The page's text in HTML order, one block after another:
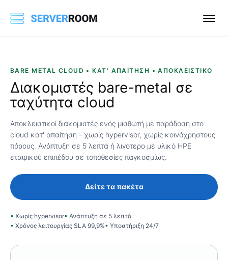
BARE METAL CLOUD • ΚΑΤ' ΑΠΑΊΤΗΣΗ • ΑΠΟΚΛΕΙΣΤΙΚΌ
Διακομιστές bare-metal σε
ταχύτητα cloud
Αποκλειστικοί διακομιστές ενός μισθωτή με παράδοση στο
cloud κατ' απαίτηση - χωρίς hypervisor, χωρίς κοινόχρηστους
πόρους. Ανάπτυξη σε 5 λεπτά ή λιγότερο με υλικό HPE
εταιρικού επιπέδου σε τοποθεσίες παγκοσμίως.
Δείτε τα πακέτα
Χωρίς hypervisor
Ανάπτυξη σε 5 λεπτά
Χρόνος λειτουργίας SLA 99,9%
Υποστήριξη 24/7